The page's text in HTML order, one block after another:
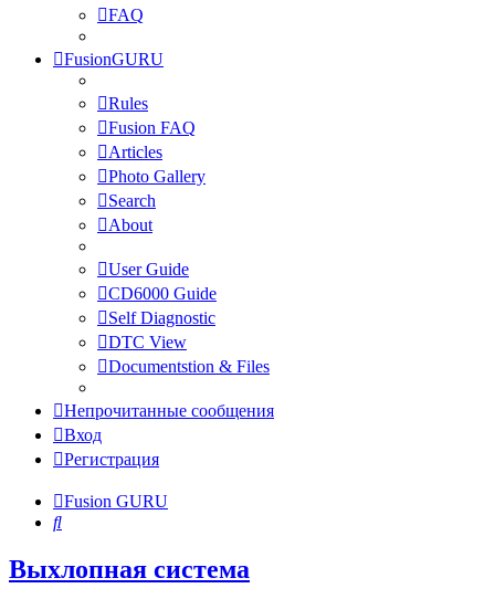
FAQ
FusionGURU
Rules
Fusion FAQ
Articles
Photo Gallery
Search
About
User Guide
CD6000 Guide
Self Diagnostic
DTC View
Documentstion & Files
Непрочитанные сообщения
Вход
Регистрация
Fusion GURU
Поиск
Выхлопная система